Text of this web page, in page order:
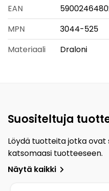
EAN
MPN
3044-525
Materiaali
Draloni
Suositeltuja
Löydä tuotteita jotka ovat
katsomaasi tuotteeseen.
Näytä kaikki